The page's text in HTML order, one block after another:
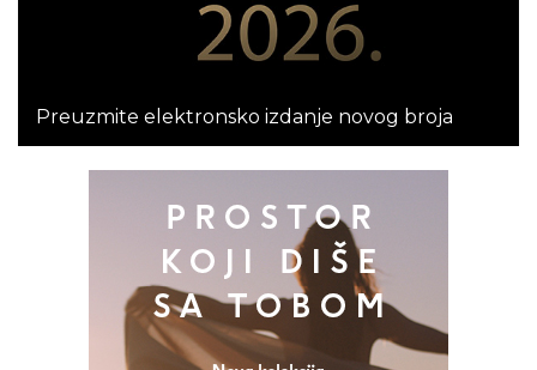
Preuzmite elektronsko izdanje novog broja